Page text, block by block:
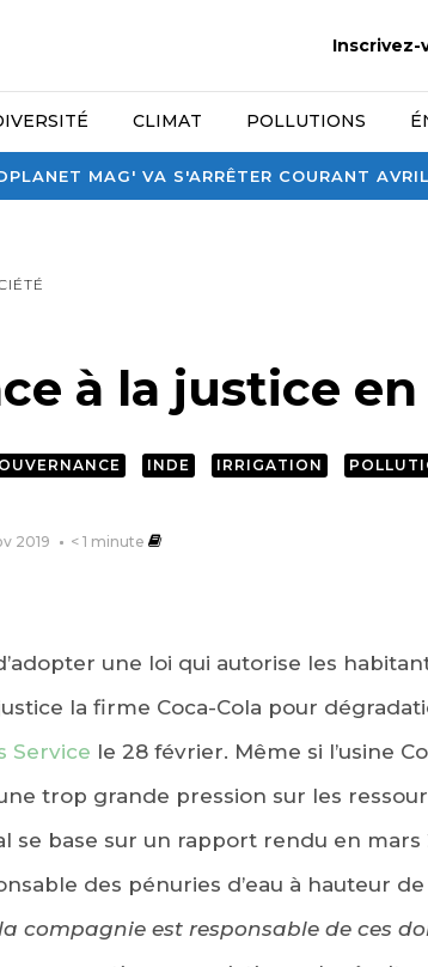
MAG' VA S'ARRÊTER COURANT
Inscrivez-
CLIMAT POLLUTIONS
à la justice
INDE IRRIGATION
2019 < 1 minute
une loi qui autorise les
la firme Coca-Cola pour
Service le 28 février. Même si l’usine
trop grande pression sur les
se base sur un rapport rendu en mars
des pénuries d’eau à hauteur
compagnie est responsable de ces